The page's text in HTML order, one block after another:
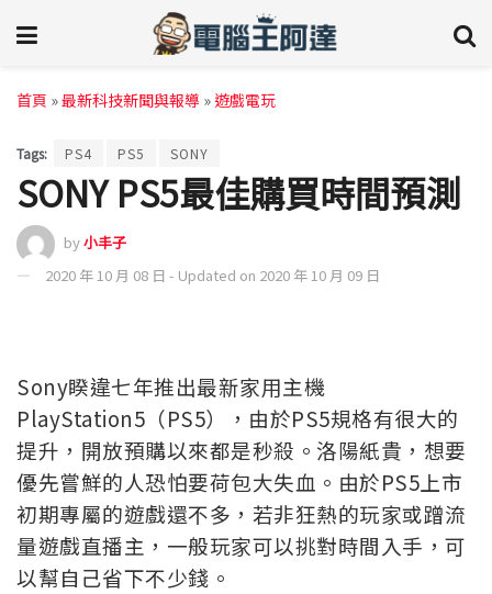
首頁 »最新科技新聞與報導 »遊戲電玩
Tags: PS4 PS5 SONY
SONY PS5最佳購買時間預測
by小丰子
2020 年 10 月 08 日 - Updated on 2020 年 10 月 09 日
Sony睽違七年推出最新家用主機
PlayStation5（PS5），由於PS5規格有很大的
提升，開放預購以來都是秒殺。洛陽紙貴，想要
優先嘗鮮的人恐怕要荷包大失血。由於PS5上市
初期專屬的遊戲還不多，若非狂熱的玩家或蹭流
量遊戲直播主，一般玩家可以挑對時間入手，可
以幫自己省下不少錢。